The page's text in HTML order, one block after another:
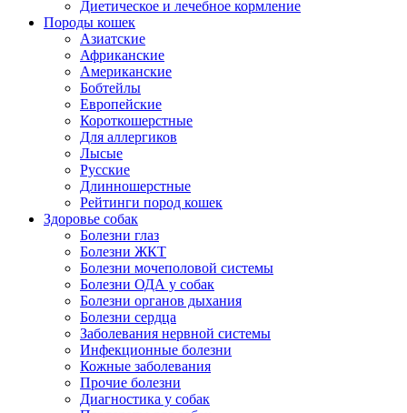
Диетическое и лечебное кормление
Породы кошек
Азиатские
Африканские
Американские
Бобтейлы
Европейские
Короткошерстные
Для аллергиков
Лысые
Русские
Длинношерстные
Рейтинги пород кошек
Здоровье собак
Болезни глаз
Болезни ЖКТ
Болезни мочеполовой системы
Болезни ОДА у собак
Болезни органов дыхания
Болезни сердца
Заболевания нервной системы
Инфекционные болезни
Кожные заболевания
Прочие болезни
Диагностика у собак